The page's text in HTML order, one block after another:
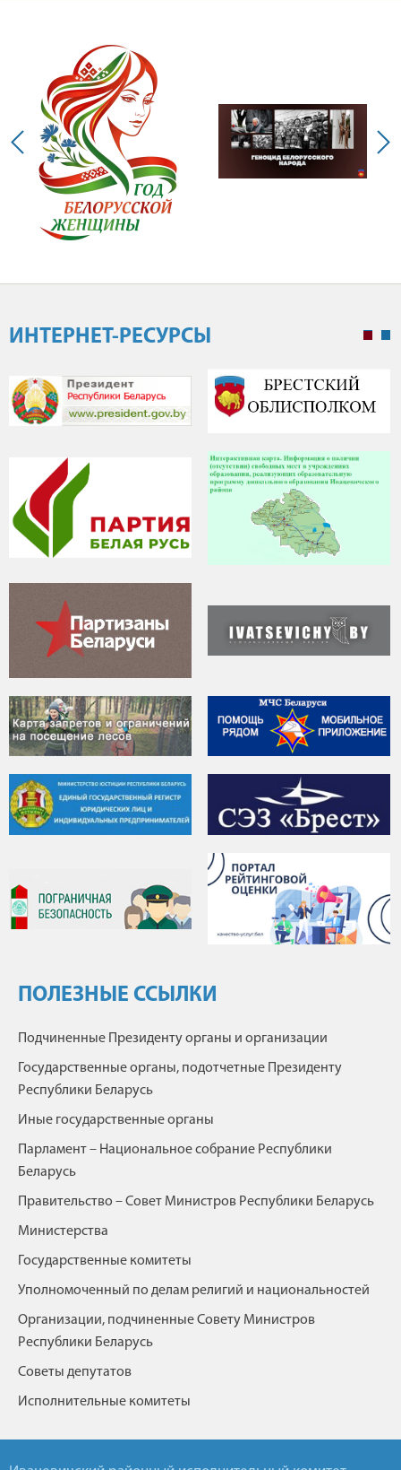
ИНТЕРНЕТ-РЕСУРСЫ
ПОЛЕЗНЫЕ ССЫЛКИ
Подчиненные Президенту органы и организации
Государственные органы, подотчетные Президенту
Республики Беларусь
Иные государственные органы
Парламент – Национальное собрание Республики
Беларусь
Правительство – Совет Министров Республики Беларусь
Министерства
Государственные комитеты
Уполномоченный по делам религий и национальностей
Организации, подчиненные Совету Министров
Республики Беларусь
Советы депутатов
Исполнительные комитеты